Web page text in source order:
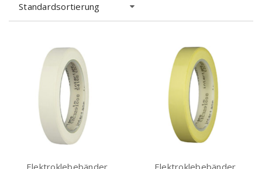
Standardsortierung
Elektroklebebänder
Elektroklebebänder